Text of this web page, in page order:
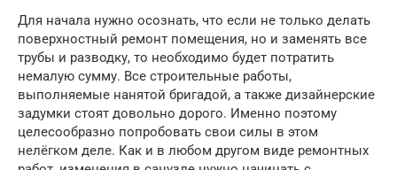
Для начала нужно осознать, что если не только делать
поверхностный ремонт помещения, но и заменять все
трубы и разводку, то необходимо будет потратить
немалую сумму. Все строительные работы,
выполняемые нанятой бригадой, а также дизайнерские
задумки стоят довольно дорого. Именно поэтому
целесообразно попробовать свои силы в этом
нелёгком деле. Как и в любом другом виде ремонтных